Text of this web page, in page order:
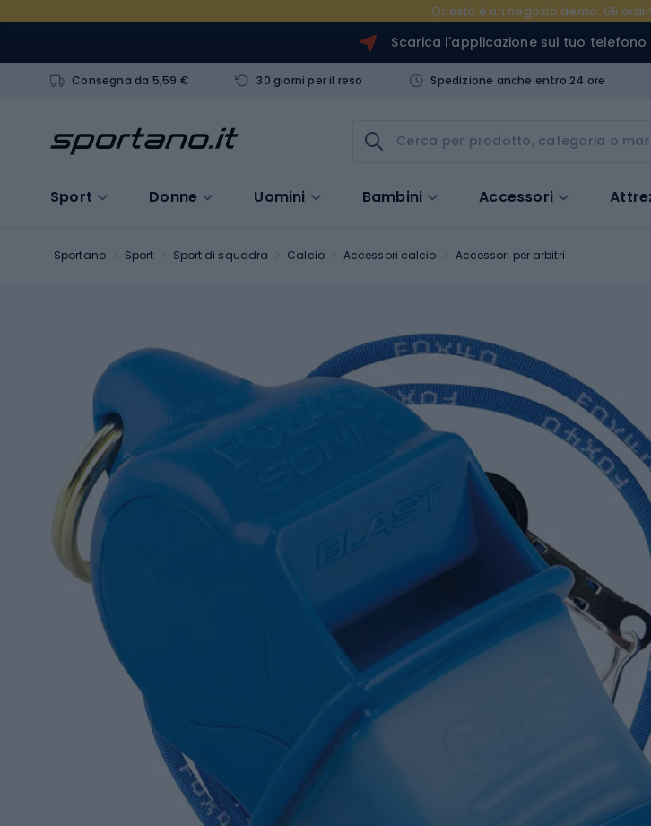
Questo è un negozio demo. Gli
Scarica l'applicazione sul tuo telefono
Consegna da 5,59 € 30 giorni per il reso Spedizione anche entro 24 ore
Sport Donne Uomini Bambini Accessori
Sportano Sport Sport di squadra Calcio Accessori calcio Accessori per arbitri